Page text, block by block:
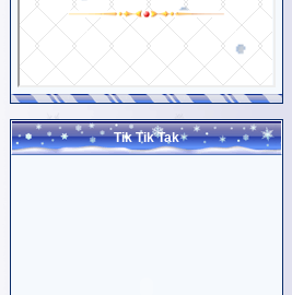
Tik Tik Tak